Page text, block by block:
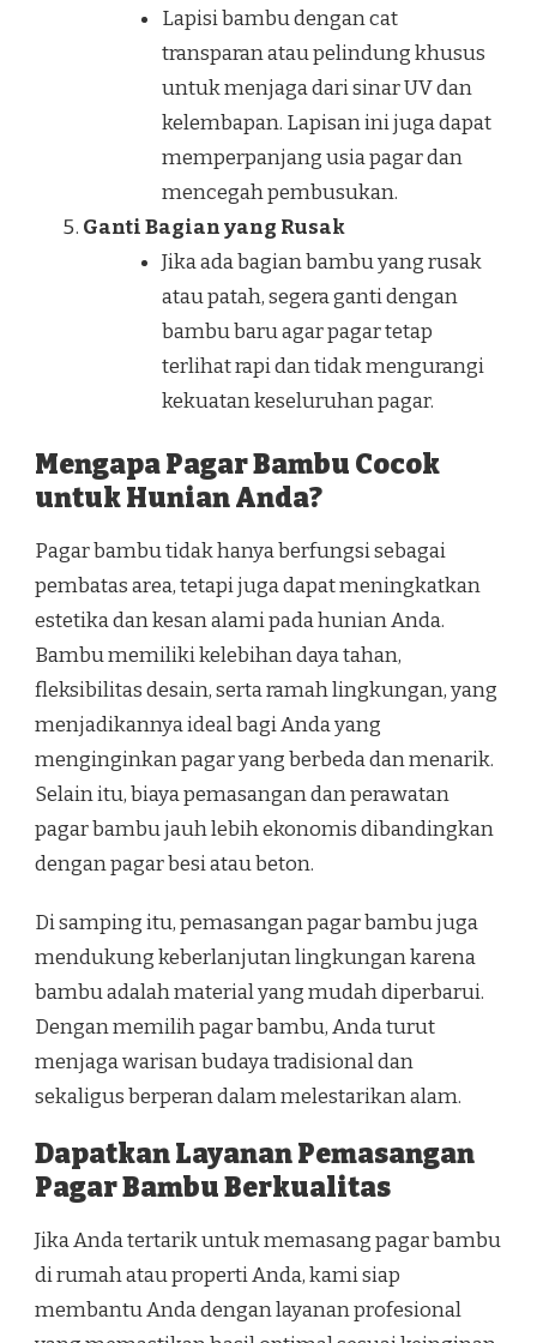
Lapisi bambu dengan cat
transparan atau pelindung khusus
untuk menjaga dari sinar UV dan
kelembapan. Lapisan ini juga dapat
memperpanjang usia pagar dan
mencegah pembusukan.
Ganti Bagian yang Rusak
Jika ada bagian bambu yang rusak
atau patah, segera ganti dengan
bambu baru agar pagar tetap
terlihat rapi dan tidak mengurangi
kekuatan keseluruhan pagar.
Mengapa Pagar Bambu Cocok
untuk Hunian Anda?
Pagar bambu tidak hanya berfungsi sebagai
pembatas area, tetapi juga dapat meningkatkan
estetika dan kesan alami pada hunian Anda.
Bambu memiliki kelebihan daya tahan,
fleksibilitas desain, serta ramah lingkungan, yang
menjadikannya ideal bagi Anda yang
menginginkan pagar yang berbeda dan menarik.
Selain itu, biaya pemasangan dan perawatan
pagar bambu jauh lebih ekonomis dibandingkan
dengan pagar besi atau beton.
Di samping itu, pemasangan pagar bambu juga
mendukung keberlanjutan lingkungan karena
bambu adalah material yang mudah diperbarui.
Dengan memilih pagar bambu, Anda turut
menjaga warisan budaya tradisional dan
sekaligus berperan dalam melestarikan alam.
Dapatkan Layanan Pemasangan
Pagar Bambu Berkualitas
Jika Anda tertarik untuk memasang pagar bambu
di rumah atau properti Anda, kami siap
membantu Anda dengan layanan profesional